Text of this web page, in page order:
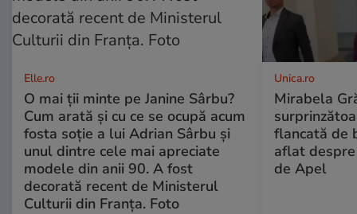
Elle.ro
O mai ții minte pe Janine Sârbu?
Cum arată și cu ce se ocupă acum
fosta soție a lui Adrian Sârbu și
unul dintre cele mai apreciate
modele din anii 90. A fost
decorată recent de Ministerul
Culturii din Franța. Foto
Unica.ro
Mirabela
flancată de
aflat
de Apel